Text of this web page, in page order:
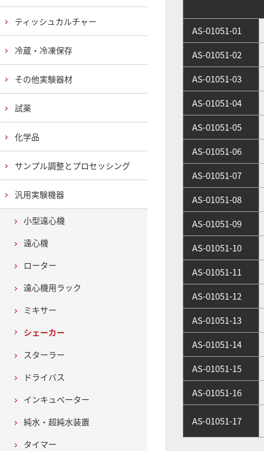
AS-01051-01
AS-01051-02
AS-01051-03
AS-01051-04
AS-01051-05
AS-01051-06
AS-01051-07
AS-01051-08
AS-01051-09
AS-01051-10
AS-01051-11
AS-01051-12
AS-01051-13
AS-01051-14
AS-01051-15
AS-01051-16
AS-01051-17
ティッシュカルチャー
冷蔵・冷凍保存
その他実験器材
試薬
化学品
サンプル調整とプロセッシング
汎用実験機器
小型遠心機
遠心機
ローター
遠心機用ラック
ミキサー
シェーカー
スターラー
ドライバス
インキュベーター
純水・超純水装置
タイマー